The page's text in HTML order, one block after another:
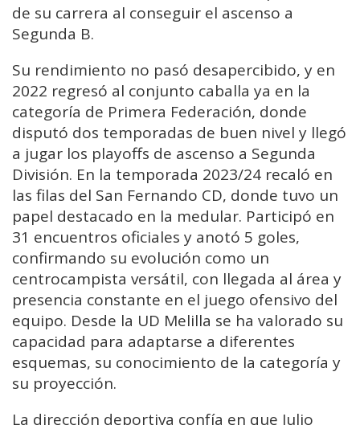
de su carrera al conseguir el ascenso a
Segunda B.
Su rendimiento no pasó desapercibido, y en
2022 regresó al conjunto caballa ya en la
categoría de Primera Federación, donde
disputó dos temporadas de buen nivel y llegó
a jugar los playoffs de ascenso a Segunda
División. En la temporada 2023/24 recaló en
las filas del San Fernando CD, donde tuvo un
papel destacado en la medular. Participó en
31 encuentros oficiales y anotó 5 goles,
confirmando su evolución como un
centrocampista versátil, con llegada al área y
presencia constante en el juego ofensivo del
equipo. Desde la UD Melilla se ha valorado su
capacidad para adaptarse a diferentes
esquemas, su conocimiento de la categoría y
su proyección.
La dirección deportiva confía en que Julio